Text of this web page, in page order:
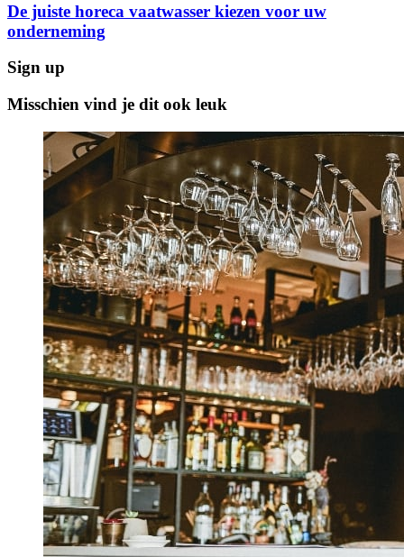
De juiste horeca vaatwasser kiezen voor uw
onderneming
Sign up
Misschien vind je dit ook leuk